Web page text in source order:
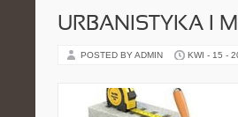
URBANISTYKA I
POSTED BY ADMIN KWI - 15 -